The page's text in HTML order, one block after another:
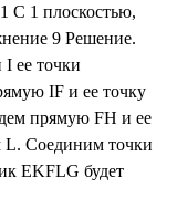
C 1 плоскостью,
9 Решение.
ее точки
IF и ее точку
прямую FH и ее
L. Соединим точки
EKFLG будет